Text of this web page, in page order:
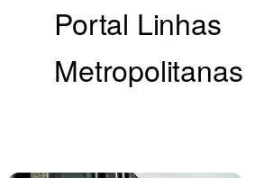
Portal Linhas
Metropolitanas